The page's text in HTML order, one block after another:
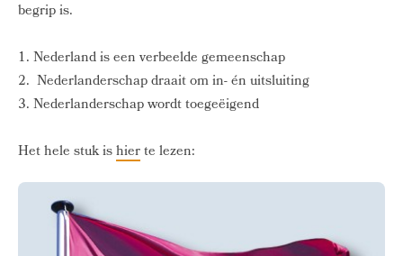
begrip is.
1. Nederland is een verbeelde gemeenschap
2. Nederlanderschap draait om in- én uitsluiting
3. Nederlanderschap wordt toegeëigend
Het hele stuk ishierte lezen: